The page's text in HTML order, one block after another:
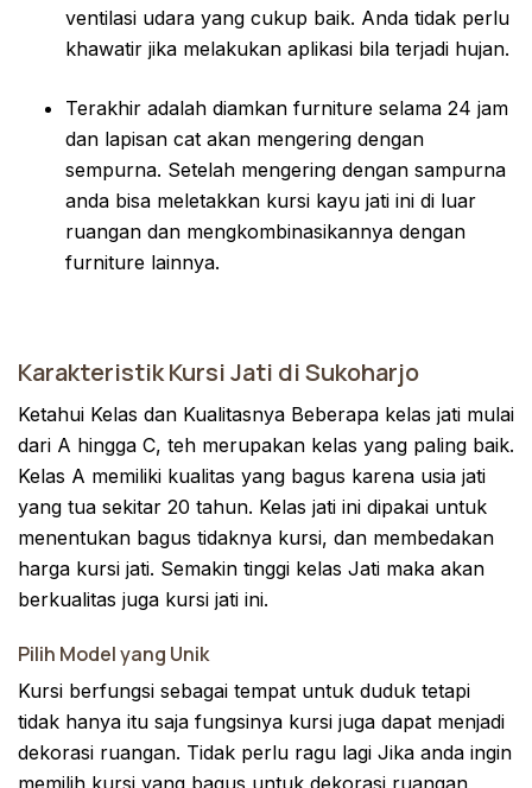
ventilasi udara yang cukup baik. Anda tidak perlu
khawatir jika melakukan aplikasi bila terjadi hujan.
Terakhir adalah diamkan furniture selama 24 jam
dan lapisan cat akan mengering dengan
sempurna. Setelah mengering dengan sampurna
anda bisa meletakkan kursi kayu jati ini di luar
ruangan dan mengkombinasikannya dengan
furniture lainnya.
Karakteristik Kursi Jati di Sukoharjo
Ketahui Kelas dan Kualitasnya Beberapa kelas jati mulai
dari A hingga C, teh merupakan kelas yang paling baik.
Kelas A memiliki kualitas yang bagus karena usia jati
yang tua sekitar 20 tahun. Kelas jati ini dipakai untuk
menentukan bagus tidaknya kursi, dan membedakan
harga kursi jati. Semakin tinggi kelas Jati maka akan
berkualitas juga kursi jati ini.
Pilih Model yang Unik
Kursi berfungsi sebagai tempat untuk duduk tetapi
tidak hanya itu saja fungsinya kursi juga dapat menjadi
dekorasi ruangan. Tidak perlu ragu lagi Jika anda ingin
memilih kursi yang bagus untuk dekorasi ruangan